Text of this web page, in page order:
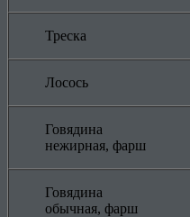
Треска
Лосось
Говядина
нежирная, фарш
Говядина
обычная, фарш